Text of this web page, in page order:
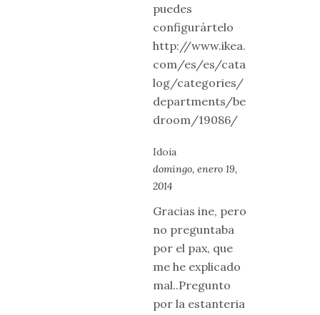
puedes
configurártelo
http://www.ikea.
com/es/es/cata
log/categories/
departments/be
droom/19086/
Idoia
domingo, enero 19,
2014
Gracias ine, pero
no preguntaba
por el pax, que
me he explicado
mal..Pregunto
por la estanteria